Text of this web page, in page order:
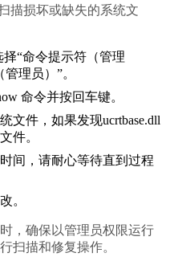
描损坏或缺失的系统文
“命令提示符（管理
管理员）”。
命令并按回车键。
文件，如果发现ucrtbase.dll
件。
间，请耐心等待直到过程
。
，确保以管理员权限运行
扫描和修复操作。